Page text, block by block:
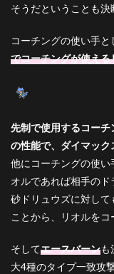
3.6
ラン
ダー
選出
り
4.1
基本
選出
4.2
要注
ケモ
ン
そうだということも決
コーチングの使い手と
でコーチングが使える
先制で使用するコー
の性能で、ダイマック
他にコーチングの使い
オルであれば相手の
砂ドリュウズに対し
ことから、リオルをコ
そしてエースバーンも
大4種のタイプ一致攻